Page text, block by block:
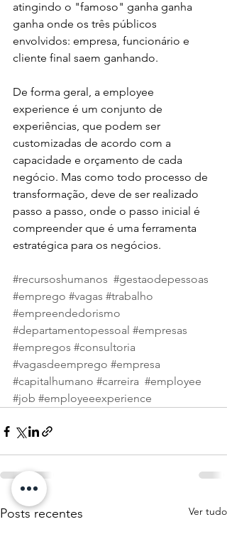
atingindo o "famoso" ganha ganha
ganha onde os três públicos
envolvidos: empresa, funcionário e
cliente final saem ganhando.
De forma geral, a employee
experience é um conjunto de
experiências, que podem ser
customizadas de acordo com a
capacidade e orçamento de cada
negócio. Mas como todo processo de
transformação, deve de ser realizado
passo a passo, onde o passo inicial é
compreender que é uma ferramenta
estratégica para os negócios.
#recursoshumanos #gestaodepessoas
#emprego #vagas #trabalho
#empreendedorismo
#departamentopessoal #empresas
#empregos #consultoria
#vagasdeemprego #empresa
#capitalhumano #carreira #employee
#job #employeeexperience
Posts recentes Ver tudo